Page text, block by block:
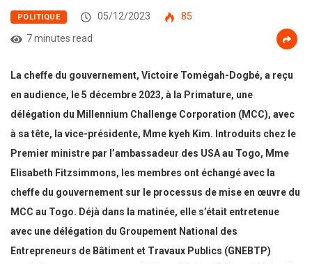
POLITIQUE 05/12/2023
85
7 minutes read
La cheffe du gouvernement, Victoire Tomégah-Dogbé, a reçu
en audience, le 5 décembre 2023, à la Primature, une
délégation du Millennium Challenge Corporation (MCC), avec
à sa tête, la vice-présidente, Mme kyeh Kim. Introduits chez le
Premier ministre par l’ambassadeur des USA au Togo, Mme
Elisabeth Fitzsimmons, les membres ont échangé avec la
cheffe du gouvernement sur le processus de mise en œuvre du
MCC au Togo. Déjà dans la matinée, elle s’était entretenue
avec une délégation du Groupement National des
Entrepreneurs de Bâtiment et Travaux Publics (GNEBTP)